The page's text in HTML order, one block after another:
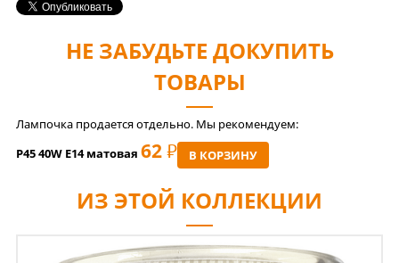
НЕ ЗАБУДЬТЕ ДОКУПИТЬ
ТОВАРЫ
Лампочка продается отдельно. Мы рекомендуем:
P45 40W E14 матовая 62 РУБ В КОРЗИНУ
ИЗ ЭТОЙ КОЛЛЕКЦИИ